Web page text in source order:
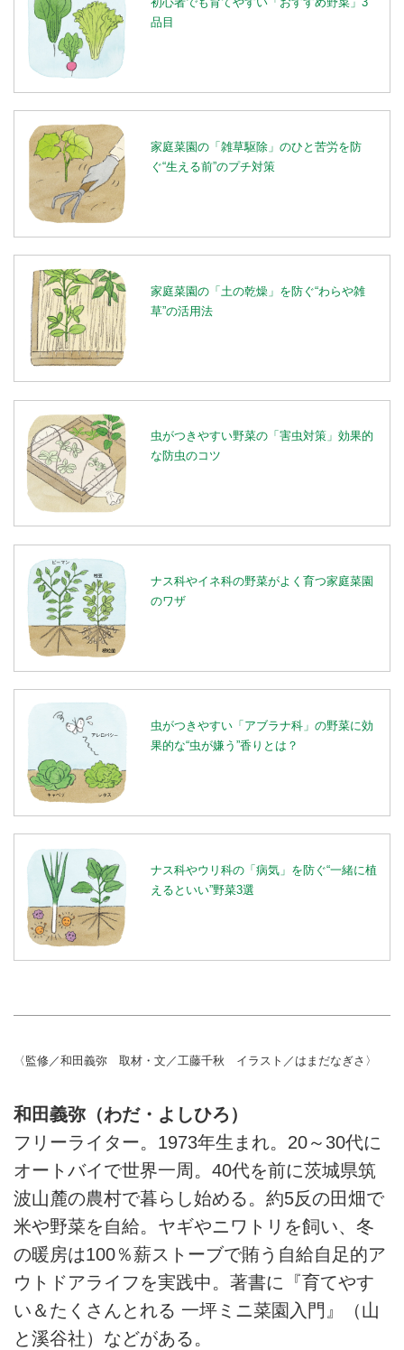
品目
家庭菜園の「雑草駆除」のひと苦労を防
ぐ“生える前”のプチ対策
家庭菜園の「土の乾燥」を防ぐ“わらや雑
草”の活用法
虫がつきやすい野菜の「害虫対策」効果的
な防虫のコツ
ナス科やイネ科の野菜がよく育つ家庭菜園
のワザ
虫がつきやすい「アブラナ科」の野菜に効
果的な“虫が嫌う”香りとは？
ナス科やウリ科の「病気」を防ぐ“一緒に植
えるといい”野菜3選
〈監修／和田義弥 取材・文／工藤千秋 イラスト／はまだなぎさ〉
和田義弥（わだ・よしひろ）
フリーライター。1973年生まれ。20～30代に
オートバイで世界一周。40代を前に茨城県筑
波山麓の農村で暮らし始める。約5反の田畑で
米や野菜を自給。ヤギやニワトリを飼い、冬
の暖房は100％薪ストーブで賄う自給自足的ア
ウトドアライフを実践中。著書に『育てやす
い＆たくさんとれる 一坪ミニ菜園入門』（山
と溪谷社）などがある。